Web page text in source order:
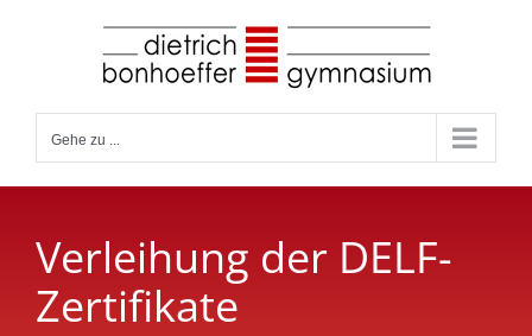
Gehe zu ...
Verleihung der DELF-
Zertifikate